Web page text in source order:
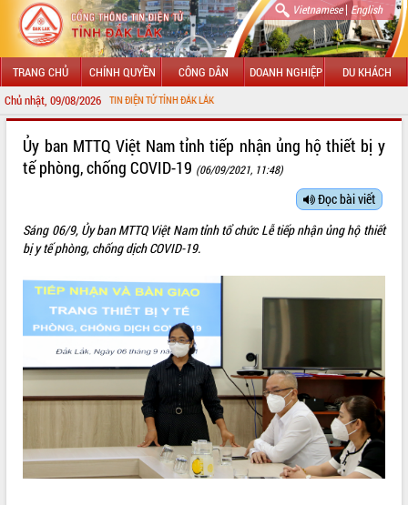
Vietnamese| English
TRANG CHỦ CHÍNH QUYỀN CÔNG DÂN DOANH NGHIỆP DU KHÁCH
Chủ nhật, 09/08/2026
THÔNG TIN ĐIỆN TỬ TỈNH ĐẮK LẮK
GIỚI THIỆU
LÃNH ĐẠO UBND TỈNH
SỞ, BAN, NGÀNH
UBND CÁC XÃ, PHƯỜNG
THÔNG TIN CHỈ ĐẠO ĐIỀU HÀNH
HỆ THỐNG VĂN BẢN
VĂN BẢN HĐND TỈNH
Ủy ban MTTQ Việt Nam tỉnh tiếp nhận ủng hộ thiết bị y
tế phòng, chống COVID-19 (06/09/2021, 11:48)
Đọc bài viết
Sáng 06/9, Ủy ban MTTQ Việt Nam tỉnh tổ chức Lễ tiếp nhận ủng hộ thiết
bị y tế phòng, chống dịch COVID-19.